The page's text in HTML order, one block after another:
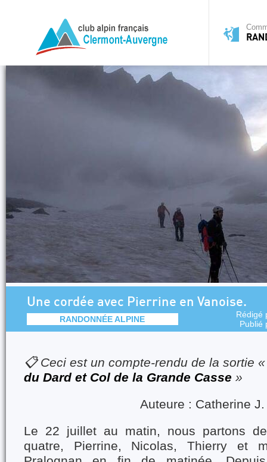
Une cordée avec Pierrine en Vanoise.
RANDONNÉE ALPINE
Rédigé
Publié
📋 Ceci est un compte-rendu de la sortie
du Dard et Col de la Grande Casse »
Auteure : Catherine J.
Le 22 juillet au matin, nous partons
quatre, Pierrine, Nicolas, Thierry et